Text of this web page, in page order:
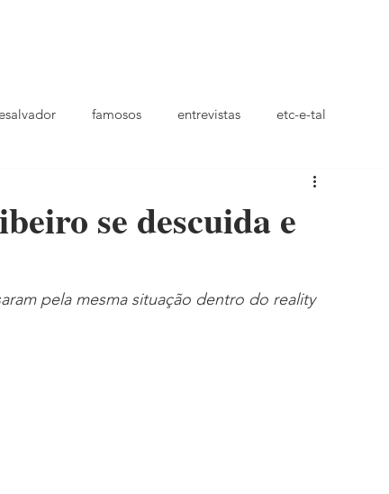
famosos entrevistas etc-e-tal
se descuida e
pela mesma situação dentro do reality